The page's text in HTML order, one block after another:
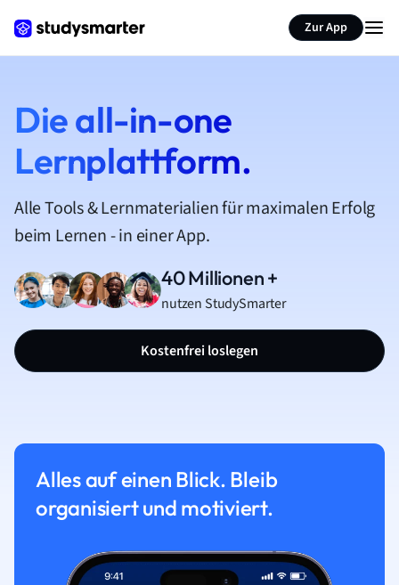
Zur App
Die all-in-one
Lernplattform.
Alle Tools & Lernmaterialien für maximalen Erfolg
beim Lernen - in einer App.
40 Millionen +
nutzen StudySmarter
Kostenfrei loslegen
Alles auf einen Blick. Bleib
organisiert und motiviert.